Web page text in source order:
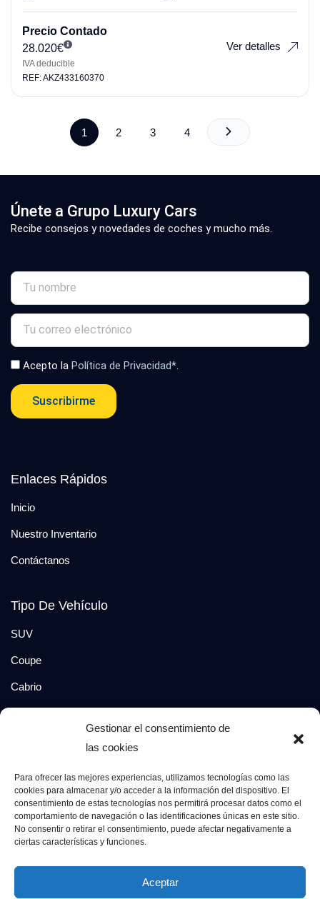
Gestionar el consentimiento de
las cookies
Para ofrecer las mejores experiencias, utilizamos tecnologías como las
cookies para almacenar y/o acceder a la información del dispositivo. El
consentimiento de estas tecnologías nos permitirá procesar datos como el
comportamiento de navegación o las identificaciones únicas en este sitio.
No consentir o retirar el consentimiento, puede afectar negativamente a
ciertas características y funciones.
Aceptar
Precio Contado
28.020€
IVA deducible
Ver detalles
REF: AKZ433160370
1 2 3 4
Únete a Grupo Luxury Cars
Recibe consejos y novedades de coches y mucho más.
Acepto la Política de Privacidad*.
Suscribirme
Enlaces Rápidos
Inicio
Nuestro Inventario
Contáctanos
Tipo De Vehículo
SUV
Coupe
Cabrio
Síguenos en:
© 2026 Grupo Luxury Cars. Todos los derechos